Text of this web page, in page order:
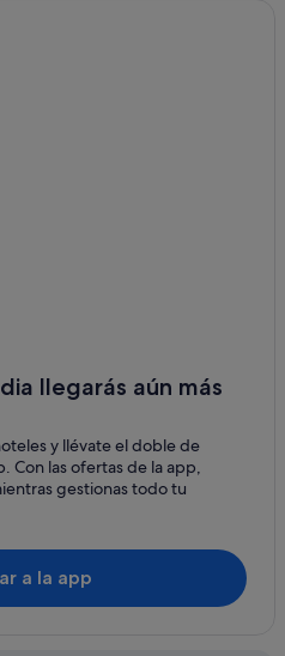
Venice
Mónica
llegarás aún más
y llévate el doble de
Con las ofertas de la app,
gestionas todo tu
a la app